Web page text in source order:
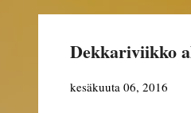
Dekkariviikko
kesäkuuta 06, 2016